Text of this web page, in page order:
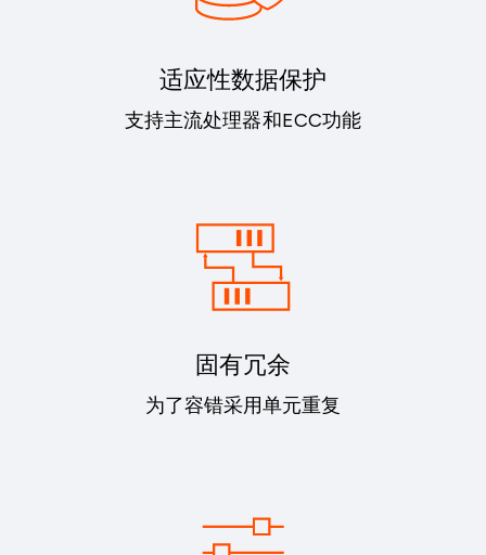
适应性数据保护
支持主流处理器和ECC功能
固有冗余
为了容错采用单元重复